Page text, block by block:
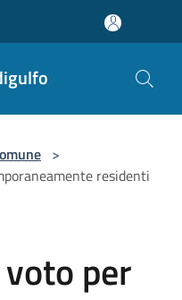
>
residenti
per